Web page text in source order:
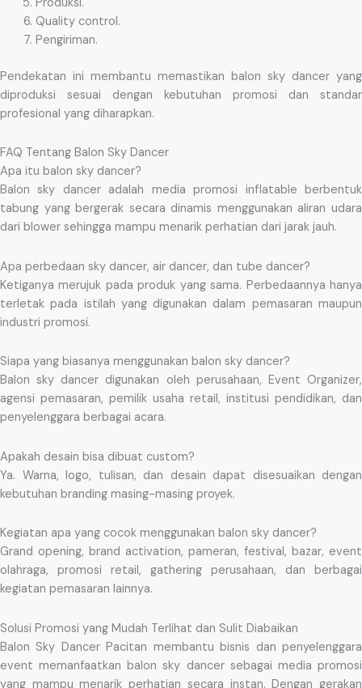
Quality control.
Pengiriman.
Pendekatan ini membantu memastikan balon sky dancer yang
diproduksi sesuai dengan kebutuhan promosi dan standar
profesional yang diharapkan.
FAQ Tentang Balon Sky Dancer
Apa itu balon sky dancer?
Balon sky dancer adalah media promosi inflatable berbentuk
tabung yang bergerak secara dinamis menggunakan aliran udara
dari blower sehingga mampu menarik perhatian dari jarak jauh.
Apa perbedaan sky dancer, air dancer, dan tube dancer?
Ketiganya merujuk pada produk yang sama. Perbedaannya hanya
terletak pada istilah yang digunakan dalam pemasaran maupun
industri promosi.
Siapa yang biasanya menggunakan balon sky dancer?
Balon sky dancer digunakan oleh perusahaan, Event Organizer,
agensi pemasaran, pemilik usaha retail, institusi pendidikan, dan
penyelenggara berbagai acara.
Apakah desain bisa dibuat custom?
Ya. Warna, logo, tulisan, dan desain dapat disesuaikan dengan
kebutuhan branding masing-masing proyek.
Kegiatan apa yang cocok menggunakan balon sky dancer?
Grand opening, brand activation, pameran, festival, bazar, event
olahraga, promosi retail, gathering perusahaan, dan berbagai
kegiatan pemasaran lainnya.
Solusi Promosi yang Mudah Terlihat dan Sulit Diabaikan
Balon Sky Dancer Pacitan membantu bisnis dan penyelenggara
event memanfaatkan balon sky dancer sebagai media promosi
yang mampu menarik perhatian secara instan. Dengan gerakan